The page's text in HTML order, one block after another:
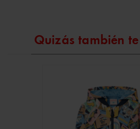
Quizás también